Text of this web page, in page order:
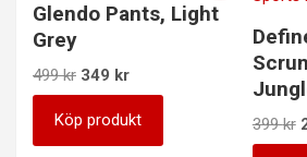
Glendo Pants, Light
Grey
499kr Det
ursprungliga
priset
var:
349 krDet
nuvarande
priset
är:
Köp produkt 399kr